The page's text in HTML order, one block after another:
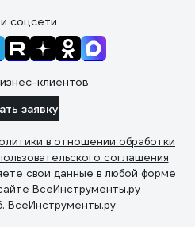
соцсети
клиентов
заявку
в отношении обработки
соглашения
свои данные в любой форме
ВсеИнструменты.ру